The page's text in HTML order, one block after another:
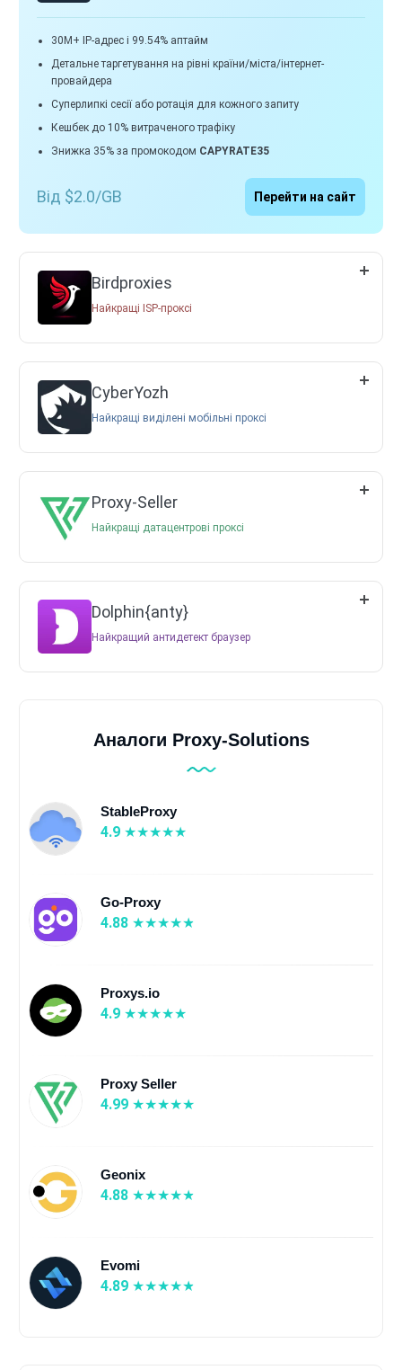
30M+ IP-адрес і 99.54% аптайм
Детальне таргетування на рівні країни/міста/інтернет-
провайдера
Суперлипкі сесії або ротація для кожного запиту
Кешбек до 10% витраченого трафіку
Знижка 35% за промокодом CAPYRATE35
Від $2.0/GB Перейти на сайт
Birdproxies
Найкращі ISP-проксі
CyberYozh
Найкращі виділені мобільні проксі
Proxy-Seller
Найкращі датацентрові проксі
Dolphin{anty}
Найкращий антидетект браузер
Аналоги Proxy-Solutions
StableProxy
4.9
Go-Proxy
4.88
Proxys.io
4.9
Proxy Seller
4.99
Geonix
4.88
Evomi
4.89